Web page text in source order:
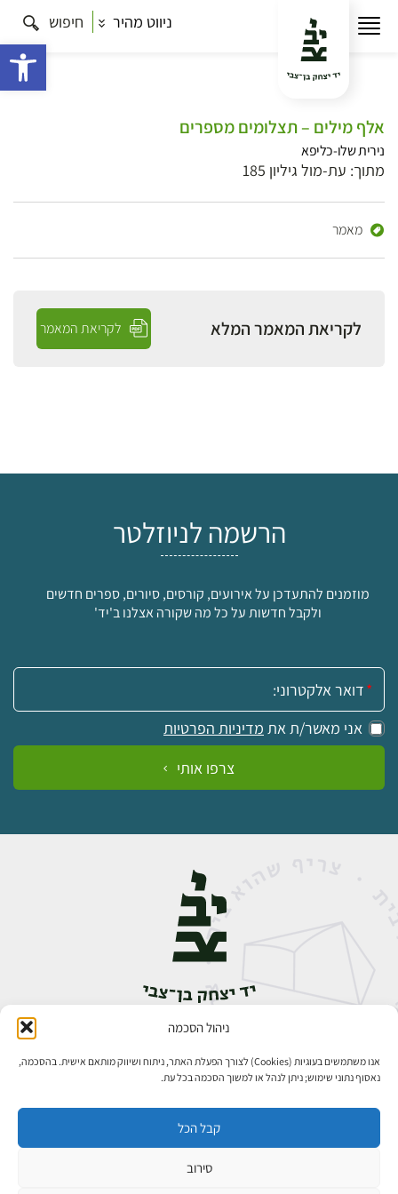
ניהול הסכמה
אנו משתמשים בעוגיות (Cookies) לצורך הפעלת האתר, ניתוח ושיווק מותאם אישית. בהסכמה,
נאסוף נתוני שימוש; ניתן לנהל או למשוך הסכמה בכל עת.
קבל הכל
סירוב
ניווט מהיר חיפוש
אלף מילים – תצלומים מספרים
נירית שלו-כליפא
מתוך: עת-מול גיליון 185
מאמר
לקריאת המאמר המלא לקריאת המאמר
הרשמה לניוזלטר
מוזמנים להתעדכן על אירועים, קורסים, סיורים, ספרים חדשים
ולקבל חדשות על כל מה שקורה אצלנו ב'יד'
אימייל:
אני מאשר/ת את מדיניות הפרטיות
צרפו אותי
אבן גבירול 14, רחביה, ירושלים